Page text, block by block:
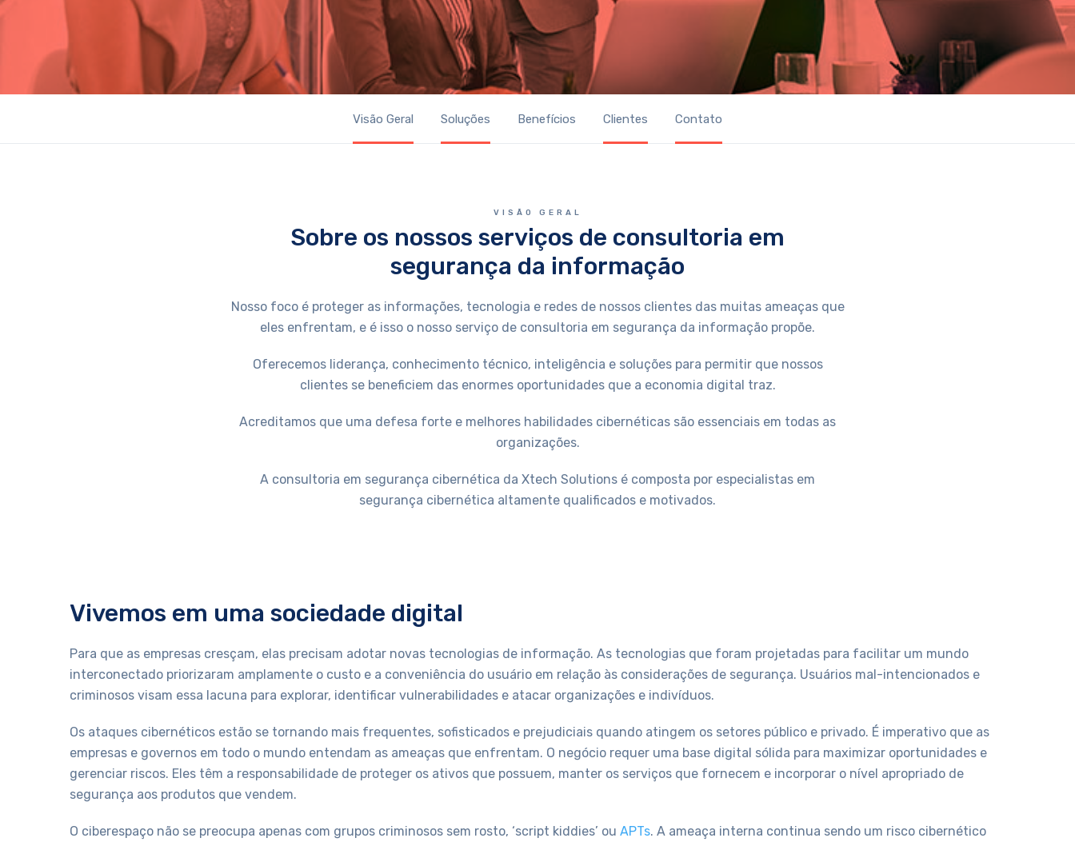
Visão Geral Soluções Benefícios Clientes Contato
VISÃO GERAL
Sobre os nossos serviços de consultoria em
segurança da informação
Nosso foco é proteger as informações, tecnologia e redes de nossos clientes das muitas ameaças que
eles enfrentam, e é isso o nosso serviço de consultoria em segurança da informação propõe.
Oferecemos liderança, conhecimento técnico, inteligência e soluções para permitir que nossos
clientes se beneficiem das enormes oportunidades que a economia digital traz.
Acreditamos que uma defesa forte e melhores habilidades cibernéticas são essenciais em todas as
organizações.
A consultoria em segurança cibernética da Xtech Solutions é composta por especialistas em
segurança cibernética altamente qualificados e motivados.
Vivemos em uma sociedade digital
Para que as empresas cresçam, elas precisam adotar novas tecnologias de informação. As tecnologias que foram projetadas para facilitar um mundo
interconectado priorizaram amplamente o custo e a conveniência do usuário em relação às considerações de segurança. Usuários mal-intencionados e
criminosos visam essa lacuna para explorar, identificar vulnerabilidades e atacar organizações e indivíduos.
Os ataques cibernéticos estão se tornando mais frequentes, sofisticados e prejudiciais quando atingem os setores público e privado. É imperativo que as
empresas e governos em todo o mundo entendam as ameaças que enfrentam. O negócio requer uma base digital sólida para maximizar oportunidades e
gerenciar riscos. Eles têm a responsabilidade de proteger os ativos que possuem, manter os serviços que fornecem e incorporar o nível apropriado de
segurança aos produtos que vendem.
O ciberespaço não se preocupa apenas com grupos criminosos sem rosto, ‘script kiddies’ ou APTs. A ameaça interna continua sendo um risco cibernético